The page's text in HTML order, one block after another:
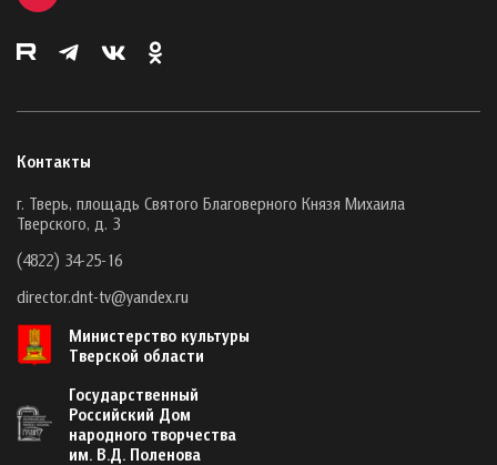
Контакты
г. Тверь, площадь Святого Благоверного Князя Михаила
Тверского, д. 3
(4822) 34-25-16
director.dnt-tv@yandex.ru
Министерство культуры
Тверской области
Государственный
Российский Дом
народного творчества
им. В.Д. Поленова